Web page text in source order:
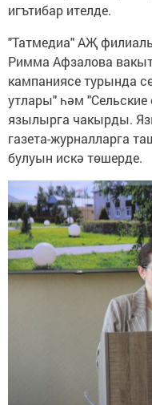
игътибар ителде.
"Татмедиа" АҖ
Римма Афзалова
кампаниясе турында
утлары" һәм "Сельские
язылырга чакырды.
газета-журналларга
булуын искә төшерде.